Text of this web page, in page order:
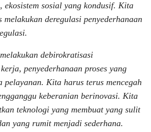
ekosistem sosial yang kondusif. Kita
melakukan deregulasi penyederhanaan
debirokratisasi
penyederhanaan proses yang
pelayanan. Kita harus terus mencegah
keberanian berinovasi. Kita
teknologi yang membuat yang sulit
yang rumit menjadi sederhana.